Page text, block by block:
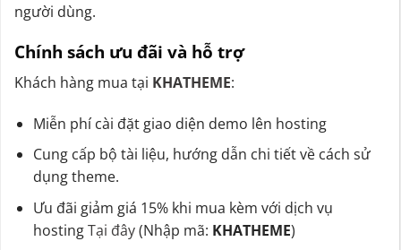
người dùng.
Chính sách ưu đãi và hỗ trợ
Khách hàng mua tại KHATHEME:
Miễn phí cài đặt giao diện demo lên hosting
Cung cấp bộ tài liệu, hướng dẫn chi tiết về cách sử
dụng theme.
Ưu đãi giảm giá 15% khi mua kèm với dịch vụ
hostingTại đây(Nhập mã: KHATHEME)